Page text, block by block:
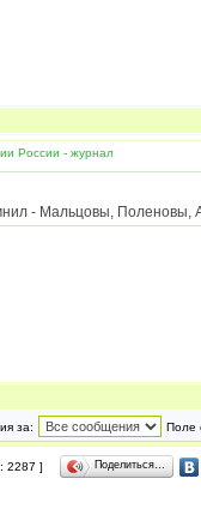
России - журнал
- Мальцовы, Поленовы,
за: Поле
2287 ] Поделиться…